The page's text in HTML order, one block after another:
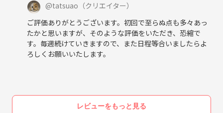
@tatsuao （クリエイター）
ご評価ありがとうございます。初回で至らぬ点も多々あっ
たかと思いますが、そのような評価をいただき、恐縮で
す。毎週続けていきますので、また日程等合いましたらよ
ろしくお願いいたします。
レビューをもっと見る